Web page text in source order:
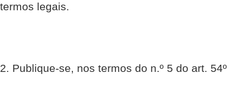
termos legais.
2. Publique-se, nos termos do n.º 5 do art.